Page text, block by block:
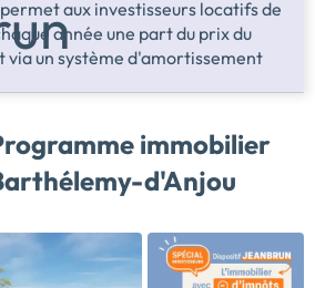
aux investisseurs locatifs de
année une part du prix du
via un système d'amortissement
immobilier
d'Anjou